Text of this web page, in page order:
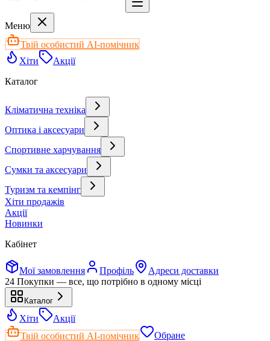
Меню
Твій особистий AI-помічник
Хіти
Акції
Каталог
Кліматична техніка
Оптика і аксесуари
Спортивне харчування
Сумки та аксесуари
Туризм та кемпінг
Хіти продажів
Акції
Новинки
Кабінет
Мої замовлення Профіль
Адреси доставки
24 Покупки — все, що потрібно в одному місці
Каталог
Хіти
Акції
Твій особистий AI-помічник
Обране